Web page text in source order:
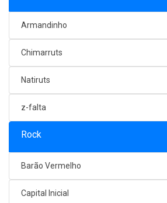
Armandinho
Chimarruts
Natiruts
z-falta
Rock
Barão Vermelho
Capital Inicial